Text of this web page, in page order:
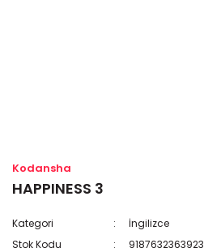
Kodansha
HAPPINESS 3
Kategori
İngilizce
Stok Kodu
9187632363923